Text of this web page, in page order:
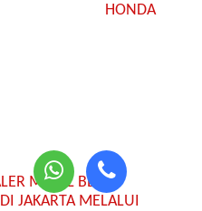
HONDA
MOBIL BEKAS
JAKARTA MELALUI